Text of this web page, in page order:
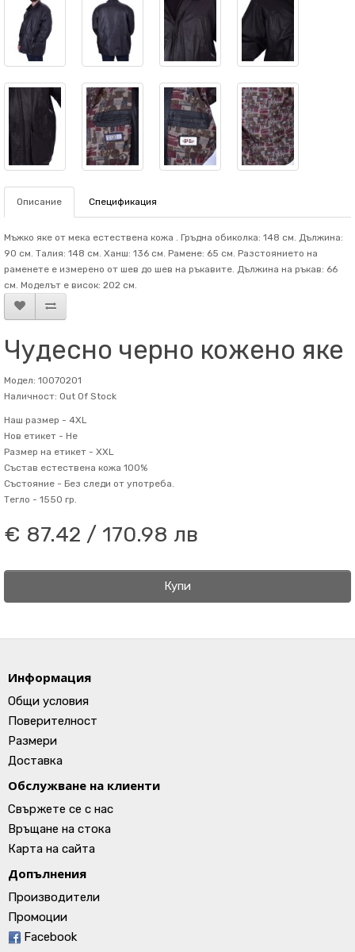
Описание Спецификация
Мъжко яке от мека естествена кожа . Гръдна обиколка: 148 см. Дължина:
90 см. Талия: 148 см. Ханш: 136 см. Рамене: 65 см. Разстоянието на
раменете е измерено от шев до шев на ръкавите. Дължина на ръкав: 66
см. Mоделът е висок: 202 см.
Чудесно черно кожено яке
Модел: 10070201
Наличност: Out Of Stock
Наш размер - 4XL
Нов етикет - Не
Размер на етикет - XXL
Състав естествена кожа 100%
Състояние - Без следи от употреба.
Тегло - 1550 гр.
€ 87.42 / 170.98 лв
Купи
Информация
Общи условия
Поверителност
Размери
Доставка
Обслужване на клиенти
Свържете се с нас
Връщане на стока
Карта на сайта
Допълнения
Производители
Промоции
Facebook